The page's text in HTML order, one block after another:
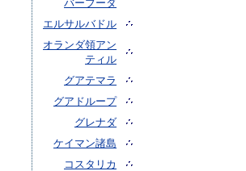
バーブーダ
エルサルバドル
オランダ領アン
ティル
グアテマラ
グアドループ
グレナダ
ケイマン諸島
コスタリカ